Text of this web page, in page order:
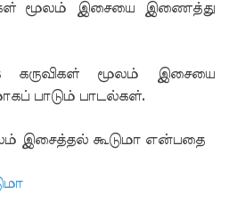
மூலம் இசையை இணைத்து
கருவிகள் மூலம் இசையை
பாடும் பாடல்கள்.
இசைத்தல் கூடுமா என்பதை